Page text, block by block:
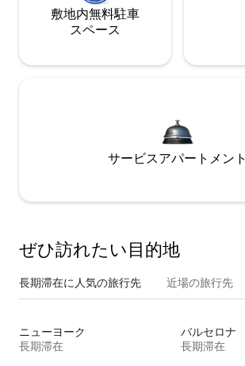
敷地内無料駐⁠車
ス⁠ペ⁠ー⁠ス
サービスアパートメント
ぜひ訪⁠れ⁠た⁠い目⁠的⁠地
長期滞在に人気の旅行先 近場の旅行先
ニューヨーク
長期滞在
バルセロナ
長期滞在